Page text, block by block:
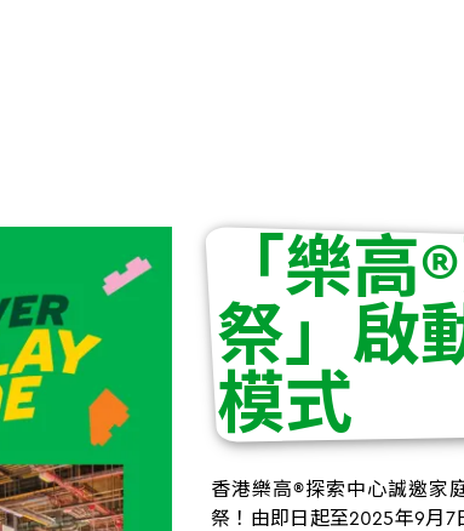
「樂
祭」啟
模式
香港樂高®探索中心誠邀家
祭！由即日起至2025年9月7